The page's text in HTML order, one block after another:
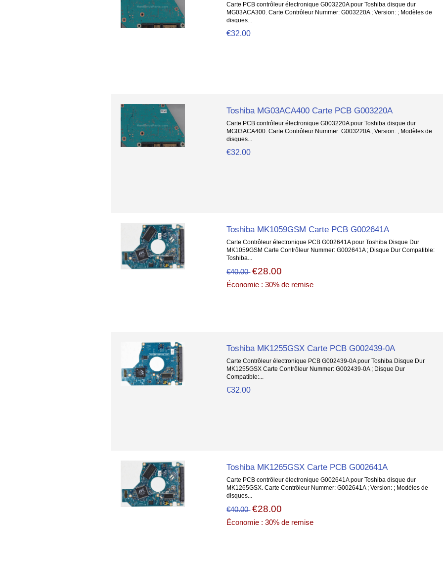
Carte PCB contrôleur électronique G003220A pour Toshiba disque dur
MG03ACA300. Carte Contrôleur Nummer: G003220A ; Version: ; Modèles de
disques...
€32.00
Toshiba MG03ACA400 Carte PCB G003220A
Carte PCB contrôleur électronique G003220A pour Toshiba disque dur
MG03ACA400. Carte Contrôleur Nummer: G003220A ; Version: ; Modèles de
disques...
€32.00
Toshiba MK1059GSM Carte PCB G002641A
Carte Contrôleur électronique PCB G002641A pour Toshiba Disque Dur
MK1059GSM Carte Contrôleur Nummer: G002641A ; Disque Dur Compatible:
Toshiba...
€40.00 €28.00
Économie : 30% de remise
Toshiba MK1255GSX Carte PCB G002439-0A
Carte Contrôleur électronique PCB G002439-0A pour Toshiba Disque Dur
MK1255GSX Carte Contrôleur Nummer: G002439-0A ; Disque Dur
Compatible:...
€32.00
Toshiba MK1265GSX Carte PCB G002641A
Carte PCB contrôleur électronique G002641A pour Toshiba disque dur
MK1265GSX. Carte Contrôleur Nummer: G002641A ; Version: ; Modèles de
disques...
€40.00 €28.00
Économie : 30% de remise